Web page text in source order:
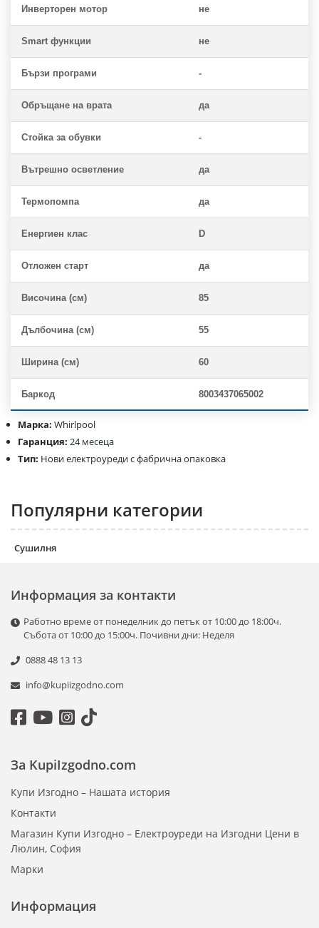
Инверторен мотор не
Smart функции не
Бързи програми -
Обръщане на врата да
Стойка за обувки -
Вътрешно осветление да
Термопомпа да
Енергиен клас D
Отложен старт да
Височина (см) 85
Дълбочина (см) 55
Ширина (см) 60
Баркод 8003437065002
Марка: Whirlpool
Гаранция: 24 месеца
Тип: Нови електроуреди с фабрична опаковка
Популярни категории
Сушилня
Информация за контакти
Работно време от понеделник до петък от 10:00 до 18:00ч.
Събота от 10:00 до 15:00ч. Почивни дни: Неделя
0888 48 13 13
info@kupiizgodno.com
Информация
За KupiIzgodno.com
Купи Изгодно – Нашата история
Контакти
Магазин Купи Изгодно – Електроуреди на Изгодни Цени в
Люлин, София
Марки